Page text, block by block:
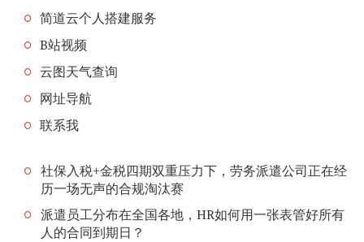
简道云个人搭建服务
B站视频
云图天气查询
网址导航
联系我
社保入税+金税四期双重压力下，劳务派遣公司正在经
历一场无声的合规淘汰赛
派遣员工分布在全国各地，HR如何用一张表管好所有
人的合同到期日？